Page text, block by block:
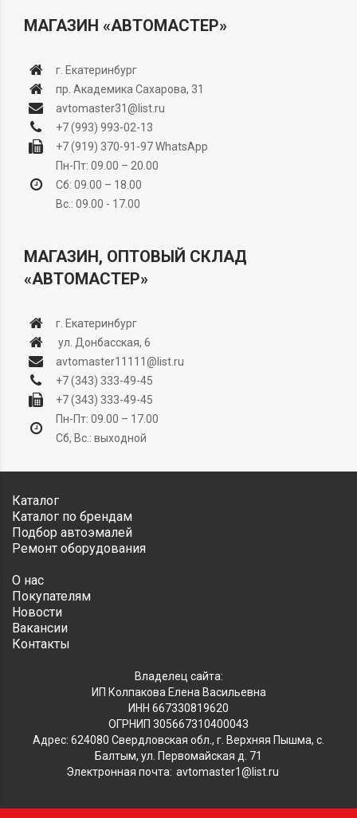
МАГАЗИН «АВТОМАСТЕР»
г. Екатеринбург
пр. Академика Сахарова, 31
avtomaster31@list.ru
+7 (993) 993-02-13
+7 (919) 370-91-97WhatsApp
Пн-Пт: 09.00 – 20.00
Сб: 09.00 – 18.00
Вс.: 09.00 - 17.00
МАГАЗИН, ОПТОВЫЙ СКЛАД
«АВТОМАСТЕР»
г. Екатеринбург
ул. Донбасская, 6
avtomaster11111@list.ru
+7 (343) 333-49-45
+7 (343) 333-49-45
Пн-Пт: 09.00 – 17.00
Сб, Вс.: выходной
Каталог
Каталог по брендам
Подбор автоэмалей
Ремонт оборудования
О нас
Покупателям
Новости
Вакансии
Контакты
Владелец сайта:
ИП Колпакова Елена Васильевна
ИНН 667330819620
ОГРНИП 305667310400043
Адрес: 624080 Свердловская обл., г. Верхняя Пышма, с.
Балтым, ул. Первомайская д. 71
Электронная почта: avtomaster1@list.ru